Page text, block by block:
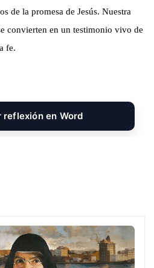
de la promesa de Jesús. Nuestra
convierten en un testimonio vivo de
fe.
reflexión en Word